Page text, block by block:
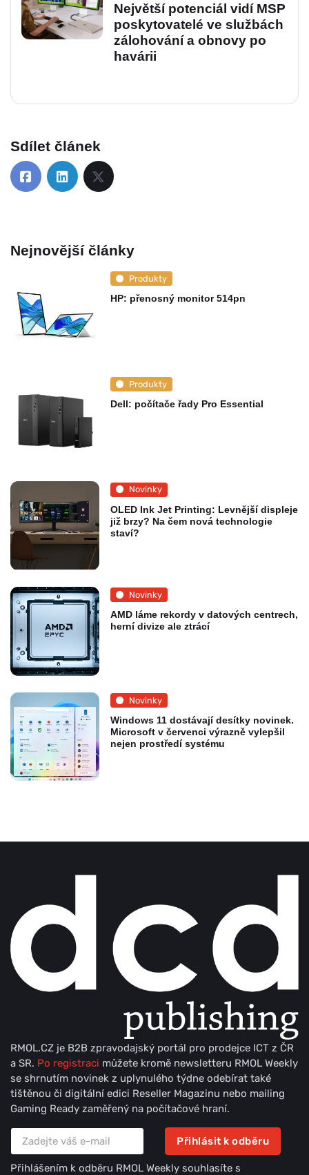
Největší potenciál vidí MSP
poskytovatelé ve službách
zálohování a obnovy po
havárii
Sdílet článek
Nejnovější články
Produkty
HP: přenosný monitor 514pn
Produkty
Dell: počítače řady Pro Essential
Novinky
OLED Ink Jet Printing: Levnější displeje
již brzy? Na čem nová technologie
staví?
Novinky
AMD láme rekordy v datových centrech,
herní divize ale ztrácí
Novinky
Windows 11 dostávají desítky novinek.
Microsoft v červenci výrazně vylepšil
nejen prostředí systému
RMOL.CZ je B2B zpravodajský portál pro prodejce ICT z ČR
a SR. Po registraci můžete kromě newsletteru RMOL Weekly
se shrnutím novinek z uplynulého týdne odebírat také
tištěnou či digitální edici Reseller Magazinu nebo mailing
Gaming Ready zaměřený na počítačové hraní.
Přihlásit k odběru
Přihlášením k odběru RMOL Weekly souhlasíte s